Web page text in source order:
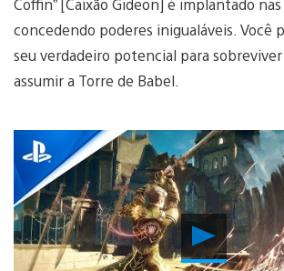
concedendo poderes inigualáveis. Você
seu verdadeiro potencial para
assumir a Torre de Babel.
Vídeo